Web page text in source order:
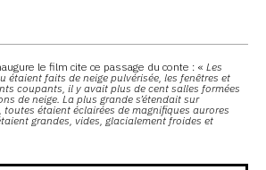
le film cite ce passage du conte : « Les
étaient faits de neige pulvérisée, les fenêtres et
coupants, il y avait plus de cent salles formées
de neige. La plus grande s’étendait sur
toutes étaient éclairées de magnifiques aurores
grandes, vides, glacialement froides et